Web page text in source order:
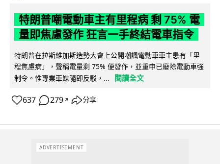
特朗普嘲電動車主有里程病 剩 75% 電
量即焦慮發作 狂言一手終結電車指令
特朗普在拉斯維加斯造勢大會上公開嘲諷電動車車主患有「里
程焦慮病」，聲稱電量剩 75% 便發作，並重申已廢除電動車強
制令。惟專業車媒隨即反駁，...
閱讀全文
637 279 ↗ 分享
ADVERTISEMENT